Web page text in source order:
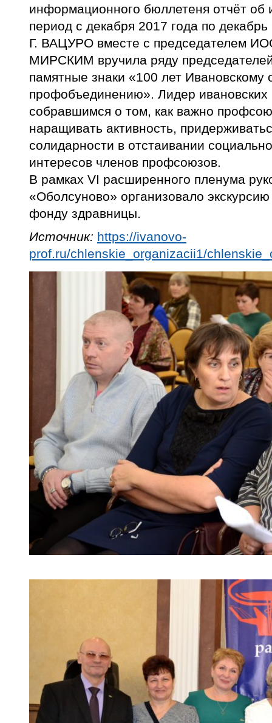
информационного бюллетеня отчёт об
период с декабря 2017 года по декабрь
Г. ВАЦУРО вместе с председателем
МИРСКИМ вручила ряду
памятные знаки «100 лет Ивановскому
профобъединению». Лидер
собравшимся о том, как важно
наращивать активность,
солидарности в отстаивании
интересов членов профсоюзов.
В рамках VI расширенного пленума
«Оболсуново» организовало
фонду здравницы.
Источник: https://ivanovo-
prof.ru/chlenskie_organizacii1/